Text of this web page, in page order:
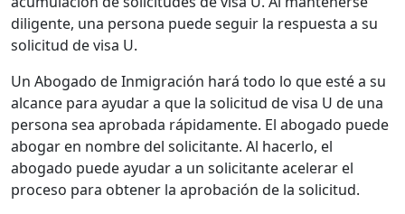
diligente, una persona puede seguir la respuesta a su
solicitud de visa U.
Un Abogado de Inmigración hará todo lo que esté a su
alcance para ayudar a que la solicitud de visa U de una
persona sea aprobada rápidamente. El abogado puede
abogar en nombre del solicitante. Al hacerlo, el
abogado puede ayudar a un solicitante acelerar el
proceso para obtener la aprobación de la solicitud.